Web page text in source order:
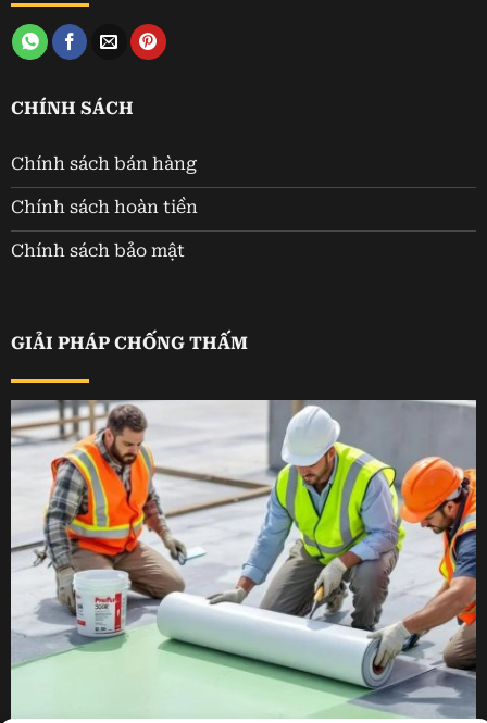
CHÍNH SÁCH
Chính sách bán hàng
Chính sách hoàn tiền
Chính sách bảo mật
GIẢI PHÁP CHỐNG THẤM